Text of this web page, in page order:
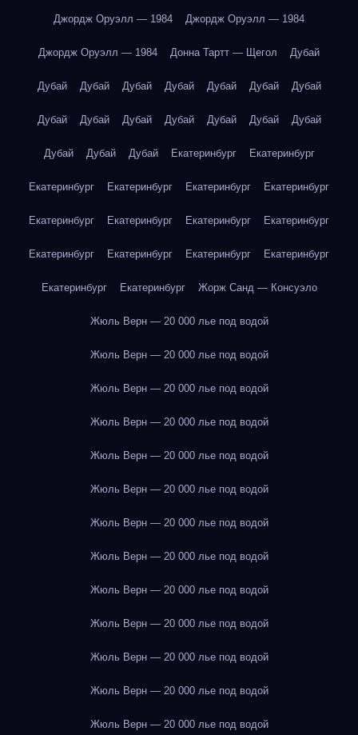
Джордж Оруэлл — 1984 Джордж Оруэлл — 1984
Джордж Оруэлл — 1984 Донна Тартт — Щегол Дубай
Дубай Дубай Дубай Дубай Дубай Дубай Дубай
Дубай Дубай Дубай Дубай Дубай Дубай Дубай
Дубай Дубай Дубай Екатеринбург Екатеринбург
Екатеринбург Екатеринбург Екатеринбург Екатеринбург
Екатеринбург Екатеринбург Екатеринбург Екатеринбург
Екатеринбург Екатеринбург Екатеринбург Екатеринбург
Екатеринбург Екатеринбург Жорж Санд — Консуэло
Жюль Верн — 20 000 лье под водой
Жюль Верн — 20 000 лье под водой
Жюль Верн — 20 000 лье под водой
Жюль Верн — 20 000 лье под водой
Жюль Верн — 20 000 лье под водой
Жюль Верн — 20 000 лье под водой
Жюль Верн — 20 000 лье под водой
Жюль Верн — 20 000 лье под водой
Жюль Верн — 20 000 лье под водой
Жюль Верн — 20 000 лье под водой
Жюль Верн — 20 000 лье под водой
Жюль Верн — 20 000 лье под водой
Жюль Верн — 20 000 лье под водой